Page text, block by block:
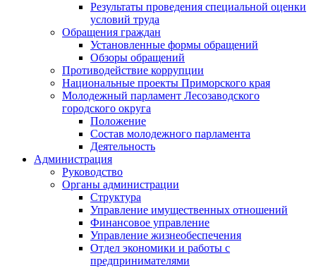
Результаты проведения специальной оценки
условий труда
Обращения граждан
Установленные формы обращений
Обзоры обращений
Противодействие коррупции
Национальные проекты Приморского края
Молодежный парламент Лесозаводского
городского округа
Положение
Состав молодежного парламента
Деятельность
Администрация
Руководство
Органы администрации
Структура
Управление имущественных отношений
Финансовое управление
Управление жизнеобеспечения
Отдел экономики и работы с
предпринимателями